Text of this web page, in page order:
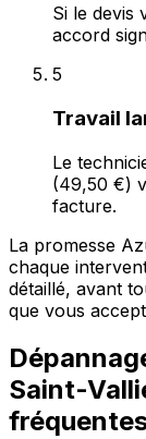
Si le devis
accord
5
Travail
Le
(49,50 €)
facture.
La promesse
chaque
détaillé, avant
que vous
Saint-